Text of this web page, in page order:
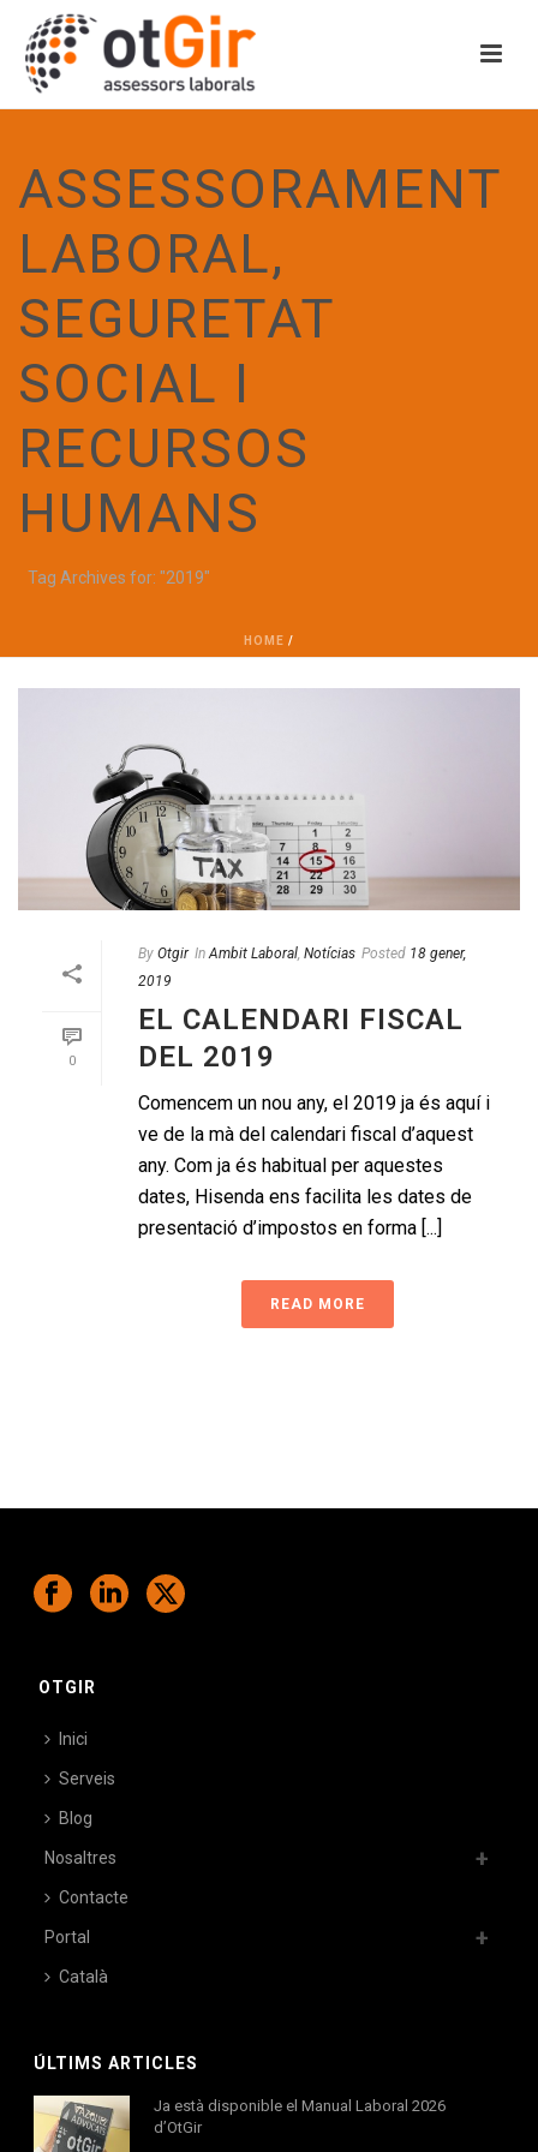
ASSESSORAMENT
LABORAL,
SEGURETAT
SOCIAL I
RECURSOS
HUMANS
Tag Archives for: "2019"
HOME /
0
By Otgir In Ambit Laboral Notícias Posted 18 gener,
2019
EL CALENDARI FISCAL
DEL 2019
Comencem un nou any, el 2019 ja és aquí i
ve de la mà del calendari fiscal d’aquest
any. Com ja és habitual per aquestes
dates, Hisenda ens facilita les dates de
presentació d’impostos en forma [...]
READ MORE
OTGIR
Inici
Serveis
Blog
Nosaltres
Contacte
Portal
Català
ÚLTIMS ARTICLES
Ja està disponible el Manual Laboral 2026
d’OtGir